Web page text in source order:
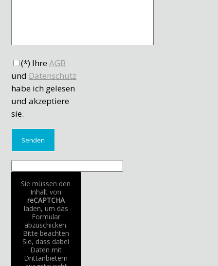
(*) IhreAGB
und Datenschutz
habe ich gelesen
und akzeptiere
sie.
Sie müssen den
Inhalt von
reCAPTCHA
laden, um das
Formular
abzuschicken.
Bitte beachten
Sie, dass dabei
Daten mit
Drittanbietern